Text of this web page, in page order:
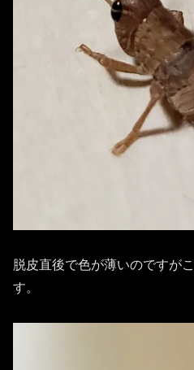
脱皮直後で色が薄いのですが
す。